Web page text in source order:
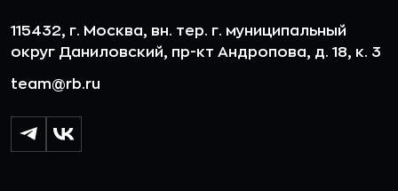
115432, г. Москва, вн. тер. г. муниципальный
округ Даниловский, пр-кт Андропова, д. 18, к. 3
team@rb.ru